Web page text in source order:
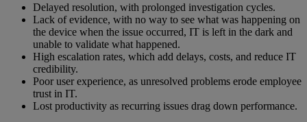
Delayed resolution, with prolonged investigation cycles.
Lack of evidence, with no way to see what was happening on
the device when the issue occurred, IT is left in the dark and
unable to validate what happened.
High escalation rates, which add delays, costs, and reduce IT
credibility.
Poor user experience, as unresolved problems erode employee
trust in IT.
Lost productivity as recurring issues drag down performance.